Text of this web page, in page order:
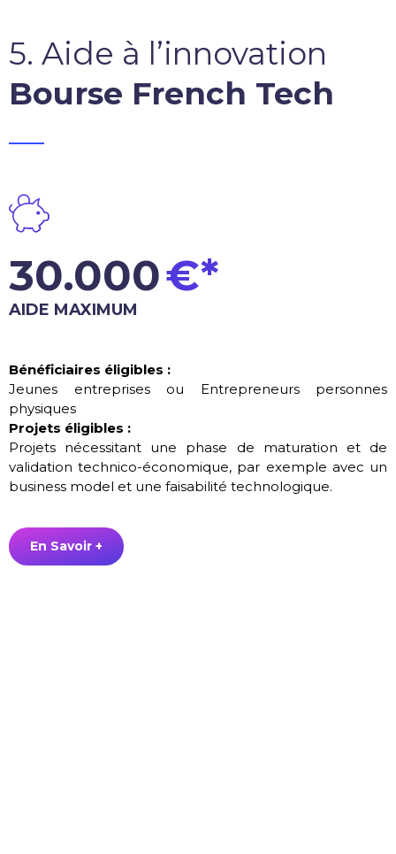
5. Aide à l’innovation
Bourse French Tech
30.000€*
AIDE MAXIMUM
Bénéficiaires éligibles :
Jeunes entreprises ou Entrepreneurs personnes
physiques
Projets éligibles :
Projets nécessitant une phase de maturation et de
validation technico-économique, par exemple avec un
business model et une faisabilité technologique.
En Savoir +